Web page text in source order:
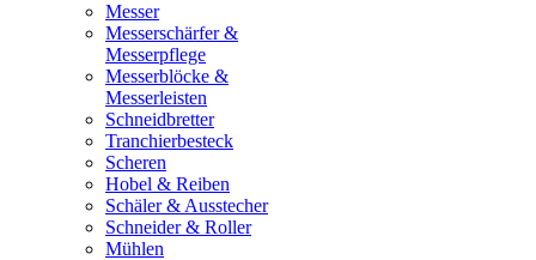
Messer
Messerschärfer &
Messerpflege
Messerblöcke &
Messerleisten
Schneidbretter
Tranchierbesteck
Scheren
Hobel & Reiben
Schäler & Ausstecher
Schneider & Roller
Mühlen